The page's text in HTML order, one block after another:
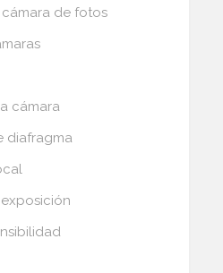
cámara de fotos
cámara
diafragma